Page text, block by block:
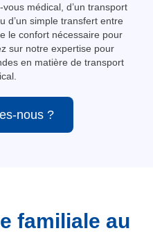
médical, d’un transport
d’un simple transfert entre
le confort nécessaire pour
sur notre expertise pour
en matière de transport
nous ?
familiale au